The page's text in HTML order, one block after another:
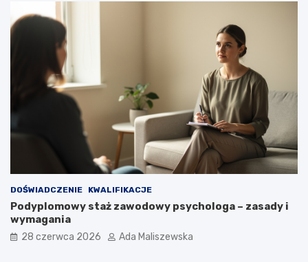
DOŚWIADCZENIE KWALIFIKACJE
Podyplomowy staż zawodowy psychologa – zasady i
wymagania
28 czerwca 2026 Ada Maliszewska